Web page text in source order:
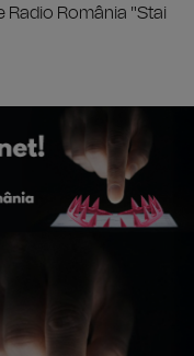
Radio România "Stai